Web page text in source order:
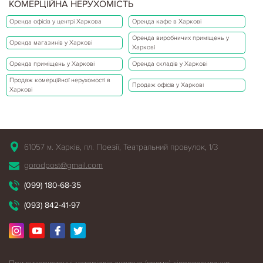
КОМЕРЦІЙНА НЕРУХОМІСТЬ
Оренда офісів у центрі Харкова Оренда кафе в Харкові
Оренда магазинів у Харкові
Оренда виробничих приміщень у
Харкові
Оренда приміщень у Харкові Оренда складів у Харкові
Продаж комерційної нерухомості в
Харкові
Продаж офісів у Харкові
61057 м. Харків, пл. Поезії, Театральний провулок, 1/3
gorodpost@gmail.com
(099) 180-68-35
(093) 842-41-97